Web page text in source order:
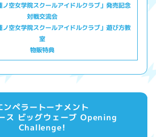
ノ空女学院スクールアイドルクラブ」発売記念
対戦交流会
ノ空女学院スクールアイドルクラブ」遊び方教
室
物販特典
ンペラートーナメント
ス ビッグウェーブ Opening
Challenge!